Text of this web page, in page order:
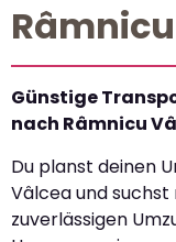
Günstige
nach Râmnicu
Du planst deinen
Vâlcea und
zuverlässigen